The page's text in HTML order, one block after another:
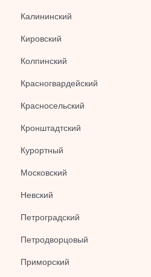
Калининский
Кировский
Колпинский
Красногвардейский
Красносельский
Кронштадтский
Курортный
Московский
Невский
Петроградский
Петродворцовый
Приморский